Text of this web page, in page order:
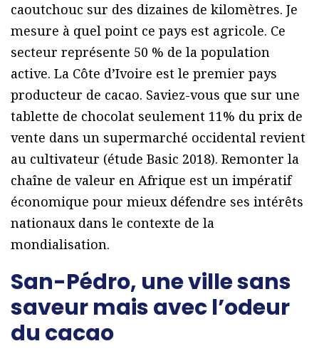
caoutchouc sur des dizaines de kilomètres. Je
mesure à quel point ce pays est agricole. Ce
secteur représente 50 % de la population
active. La Côte d’Ivoire est le premier pays
producteur de cacao. Saviez-vous que sur une
tablette de chocolat seulement 11% du prix de
vente dans un supermarché occidental revient
au cultivateur (étude Basic 2018). Remonter la
chaîne de valeur en Afrique est un impératif
économique pour mieux défendre ses intérêts
nationaux dans le contexte de la
mondialisation.
San-Pédro, une ville sans
saveur mais avec l’odeur
du cacao